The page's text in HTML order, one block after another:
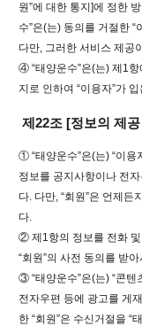
원”에 대한 통지]에 정한
수”은(는) 동의를 거절한
다만, 그러한 서비스 제공
④ “태양운수”은(는) 제1
지로 인하여 “이용자”가
제22조 [정보의 제
① “태양운수”은(는) “이용
정보를 공지사항이나 전
다. 다만, “회원”은 언제든
다.
② 제1항의 정보를 전화
“회원”의 사전 동의를 받
③ “태양운수”은(는) “콘텐
전자우편 등에 광고를 게
한 “회원”은 수신거절을 “